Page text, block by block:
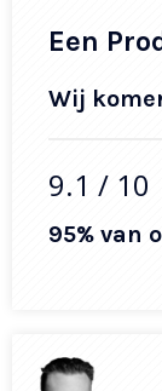
Een
Wij
9.1 / 10
95% van